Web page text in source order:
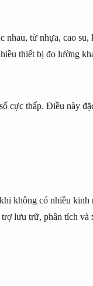
từ nhựa, cao
thiết bị đo lường
cực thấp. Điều này
không có nhiều
lưu trữ, phân tích